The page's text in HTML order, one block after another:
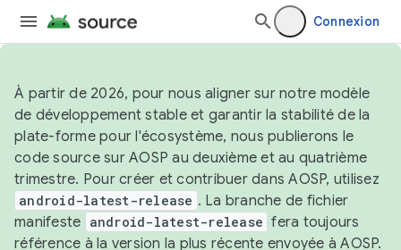
Connexion
À partir de 2026, pour nous aligner sur notre modèle
de développement stable et garantir la stabilité de la
plate-forme pour l'écosystème, nous publierons le
code source sur AOSP au deuxième et au quatrième
trimestre. Pour créer et contribuer dans AOSP, utilisez
android-latest-release . La branche de fichier
manifeste android-latest-release fera toujours
référence à la version la plus récente envoyée à AOSP.